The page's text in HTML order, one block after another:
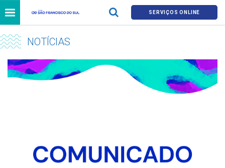
SERVIÇOS ONLINE
NOTÍCIAS